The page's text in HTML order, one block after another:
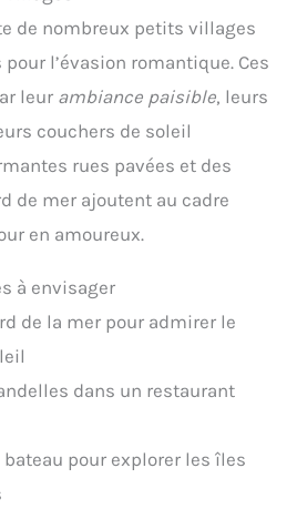
de nombreux petits villages
l’évasion romantique. Ces
leur ambiance paisible, leurs
couchers de soleil
rues pavées et des
de mer ajoutent au cadre
en amoureux.
à envisager
de la mer pour admirer le
dans un restaurant
pour explorer les îles